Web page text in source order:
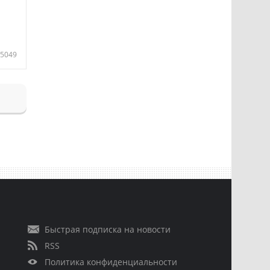
5049
Быстрая подписка на новости
RSS
Политика конфиденциальности